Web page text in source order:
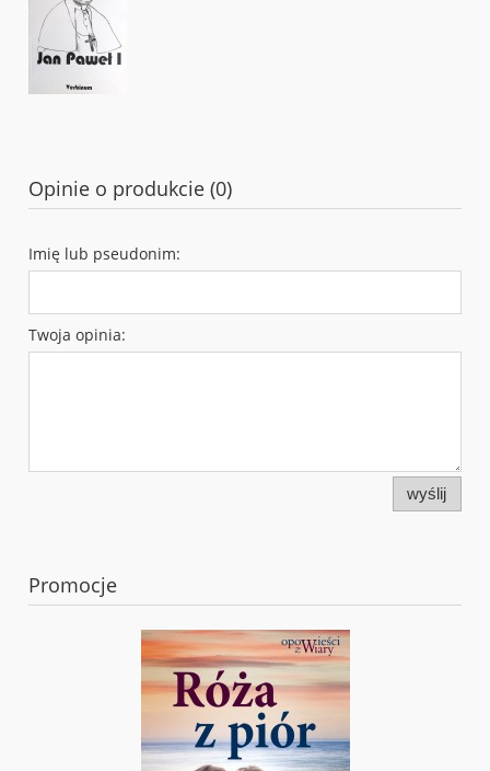
Opinie o produkcie (0)
Imię lub pseudonim:
Twoja opinia:
wyślij
Promocje